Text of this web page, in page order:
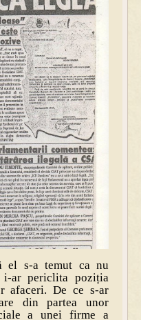
el s-a temut ca nu
ar periclita poziția
afaceri. De ce s-ar
din partea unor
a unei firme a